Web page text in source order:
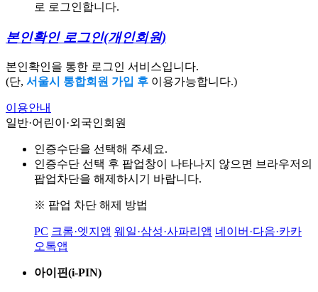
로 로그인합니다.
본인확인 로그인(개인회원)
본인확인을 통한 로그인 서비스입니다.
(단, 서울시 통합회원 가입 후 이용가능합니다.)
이용안내
일반·어린이·외국인회원
인증수단을 선택해 주세요.
인증수단 선택 후 팝업창이 나타나지 않으면 브라우저의
팝업차단을 해제하시기 바랍니다.
※ 팝업 차단 해제 방법
PC 크롬·엣지앱 웨일·삼성·사파리앱 네이버·다음·카카
오톡앱
아이핀(i-PIN)